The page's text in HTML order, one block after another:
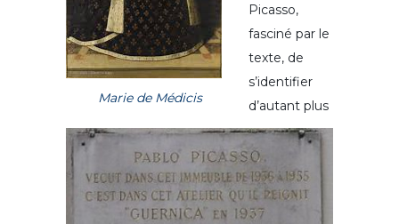
Marie de Médicis
Picasso,
fasciné par le
texte, de
s’identifier
d’autant plus